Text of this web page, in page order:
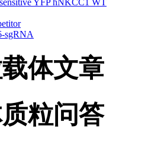
sgRNA
体文章
粒问答